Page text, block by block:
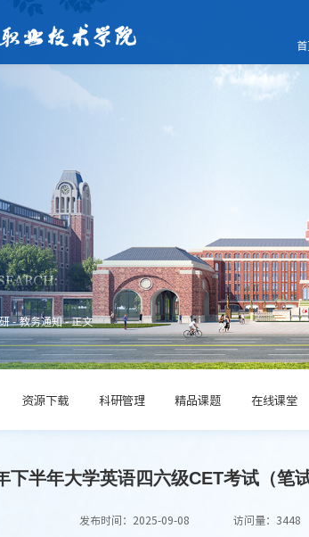
-教务通知-正文
资源下载 科研管理 精品课题 在线课堂
下半年大学英语四六级CET考试（笔
发布时间：2025-09-08 访问量： 3448